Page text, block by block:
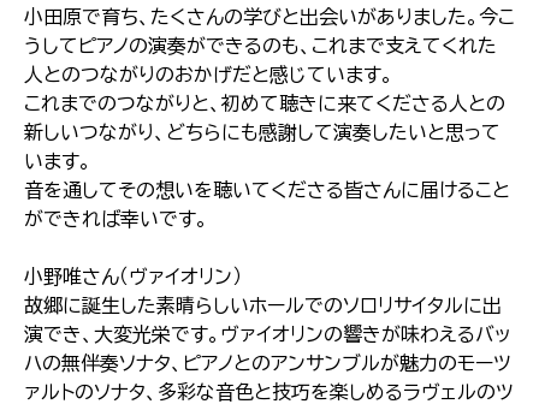
小田原で育ち、たくさんの学びと出会いがありました。今こ
うしてピアノの演奏ができるのも、これまで支えてくれた
人とのつながりのおかげだと感じています。
これまでのつながりと、初めて聴きに来てくださる人との
新しいつながり、どちらにも感謝して演奏したいと思って
います。
音を通してその想いを聴いてくださる皆さんに届けること
ができれば幸いです。
小野唯さん（ヴァイオリン）
故郷に誕生した素晴らしいホールでのソロリサイタルに出
演でき、大変光栄です。ヴァイオリンの響きが味わえるバッ
ハの無伴奏ソナタ、ピアノとのアンサンブルが魅力のモーツ
ァルトのソナタ、多彩な音色と技巧を楽しめるラヴェルのツ